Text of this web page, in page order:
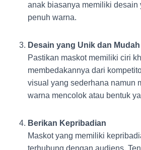
anak biasanya memiliki desain
penuh warna.
Desain yang Unik dan
Pastikan maskot memiliki ciri
membedakannya dari
visual yang sederhana namun
warna mencolok atau bentuk
Berikan Kepribadian
Maskot yang memiliki
terhubung dengan audiens.